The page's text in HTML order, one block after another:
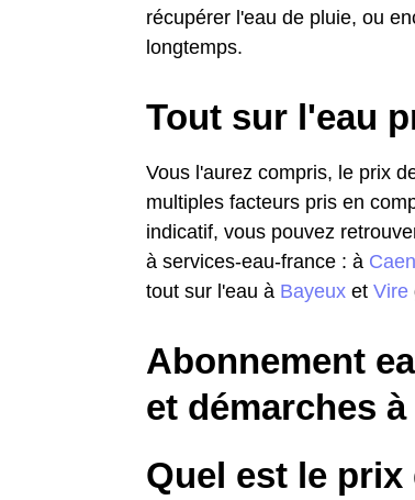
récupérer l'eau de pluie, ou
longtemps.
Tout sur l'eau
Vous l'aurez compris, le prix
multiples facteurs pris en
indicatif, vous pouvez
à services-eau-france : à Caen
tout sur l'eau à Bayeux et Vire
Abonnement
et démarches
Quel est le prix